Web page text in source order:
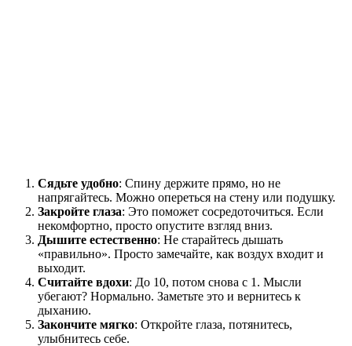
Сядьте удобно: Спину держите прямо, но не
напрягайтесь. Можно опереться на стену или подушку.
Закройте глаза: Это поможет сосредоточиться. Если
некомфортно, просто опустите взгляд вниз.
Дышите естественно: Не старайтесь дышать
«правильно». Просто замечайте, как воздух входит и
выходит.
Считайте вдохи: До 10, потом снова с 1. Мысли
убегают? Нормально. Заметьте это и вернитесь к
дыханию.
Закончите мягко: Откройте глаза, потянитесь,
улыбнитесь себе.